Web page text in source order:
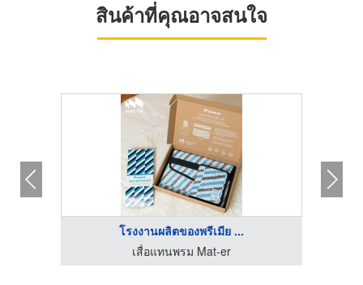
สินค้าที่คุณอาจสนใจ
โรงงานผลิตของพรีเมีย ...
เสื่อแทนพรม Mat-er